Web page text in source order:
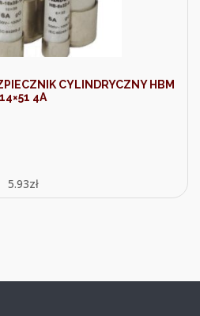
CYLINDRYCZNY HBM
14×51 4A
5.93zł